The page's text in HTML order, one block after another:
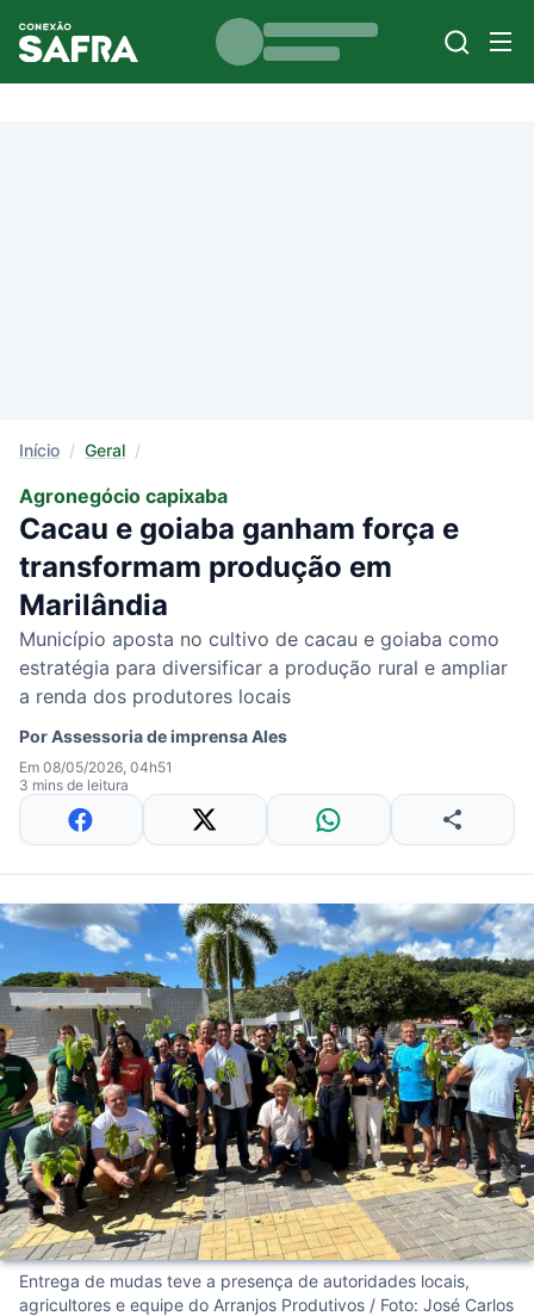
Início / Geral /
Agronegócio capixaba
Cacau e goiaba ganham força e
transformam produção em
Marilândia
Município aposta no cultivo de cacau e goiaba como
estratégia para diversificar a produção rural e ampliar
a renda dos produtores locais
PorAssessoria de imprensa Ales
Em 08/05/2026, 04h51
3 mins de leitura
Entrega de mudas teve a presença de autoridades locais,
agricultores e equipe do Arranjos Produtivos / Foto: José Carlos